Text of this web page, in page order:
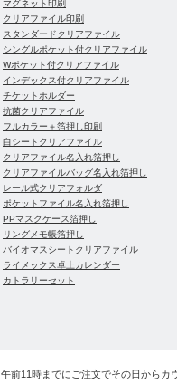
マグネット印刷
クリアファイル印刷
スタンダードクリアファイル
シングルポケット付クリアファイル
Wポケット付クリアファイル
インデックス付クリアファイル
チケットホルダー
抗菌クリアファイル
フルカラー＋箔押し印刷
白シートクリアファイル
クリアファイル名入れ箔押し
クリアファイルバッグ名入れ箔押し
レール式クリアフォルダ
ポケットファイル名入れ箔押し
PPマスクケース箔押し
リングメモ帳箔押し
バイオマスシートクリアファイル
ライメックス卓上カレンダー
カトラリーセット
午前11時までにご注文でその日からカ